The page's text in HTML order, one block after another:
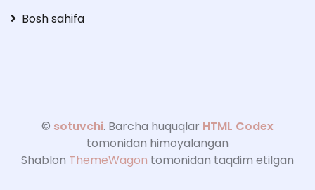
Bosh sahifa
© sotuvchi. Barcha huquqlar HTML Codex
tomonidan himoyalangan
Shablon ThemeWagon tomonidan taqdim etilgan